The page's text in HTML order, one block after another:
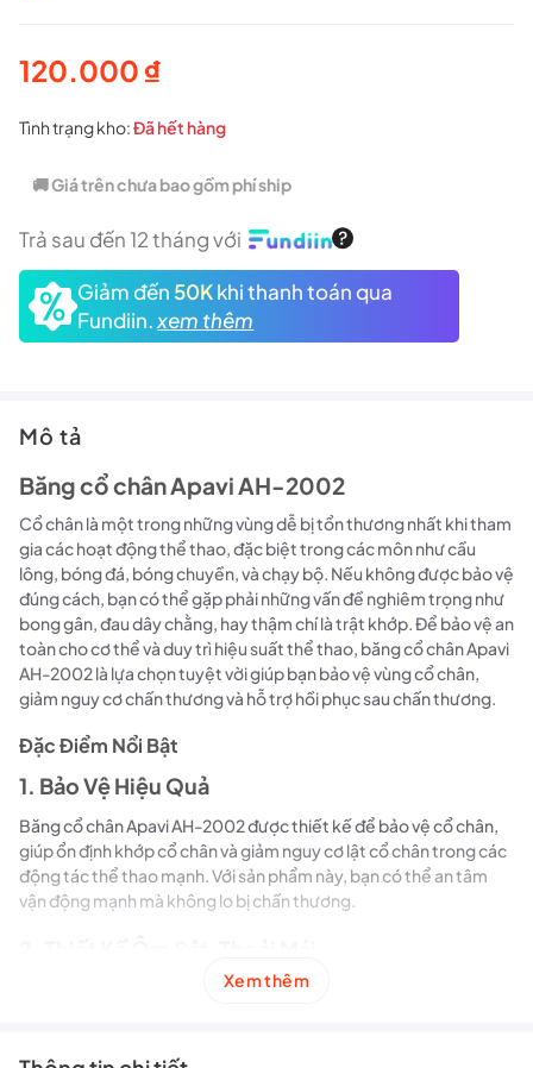
120.000 ₫
Tình trạng kho:Đã hết hàng
🚚 Giá trên chưa bao gồm phí ship
Trả sau đến 12 tháng với
Giảm đến 50Kkhi thanh toán qua
Fundiin.xem thêm
Mô tả
Băng cổ chân Apavi AH-2002
Cổ chân là một trong những vùng dễ bị tổn thương nhất khi tham
gia các hoạt động thể thao, đặc biệt trong các môn như cầu
lông, bóng đá, bóng chuyền, và chạy bộ. Nếu không được bảo vệ
đúng cách, bạn có thể gặp phải những vấn đề nghiêm trọng như
bong gân, đau dây chằng, hay thậm chí là trật khớp. Để bảo vệ an
toàn cho cơ thể và duy trì hiệu suất thể thao, băng cổ chân Apavi
AH-2002 là lựa chọn tuyệt vời giúp bạn bảo vệ vùng cổ chân,
giảm nguy cơ chấn thương và hỗ trợ hồi phục sau chấn thương.
Đặc Điểm Nổi Bật
1. Bảo Vệ Hiệu Quả
Băng cổ chân Apavi AH-2002 được thiết kế để bảo vệ cổ chân,
giúp ổn định khớp cổ chân và giảm nguy cơ lật cổ chân trong các
động tác thể thao mạnh. Với sản phẩm này, bạn có thể an tâm
vận động mạnh mà không lo bị chấn thương.
Với chất liệu vải co giãn cao cấp, băng cổ chân Apavi AH-2002
vướng víu, giúp bạn tự do di chuyển trong mọi hoạt động.
Xem thêm